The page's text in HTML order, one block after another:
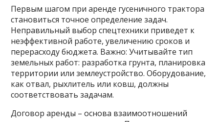
Первым шагом при аренде гусеничного трактора
становиться точное определение задач.
Неправильный выбор спецтехники приведет к
неэффективной работе, увеличению сроков и
перерасходу бюджета. Важно: Учитывайте тип
земельных работ: разработка грунта, планировка
территории или землеустройство. Оборудование,
как отвал, рыхлитель или ковш, должны
соответствовать задачам.
Договор аренды – основа взаимоотношений